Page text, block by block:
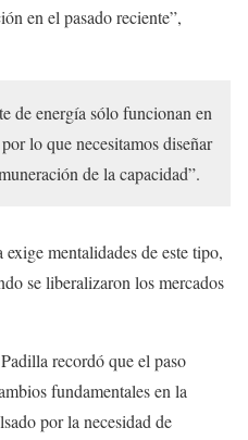
en el pasado reciente”,
de energía sólo funcionan en
lo que necesitamos diseñar
de la capacidad”.
mentalidades de este tipo,
se liberalizaron los mercados
recordó que el paso
fundamentales en la
por la necesidad de